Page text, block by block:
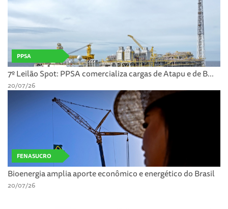
PPSA
7º Leilão Spot: PPSA comercializa cargas de Atapu e de B...
20/07/26
FENASUCRO
Bioenergia amplia aporte econômico e energético do Brasil
20/07/26